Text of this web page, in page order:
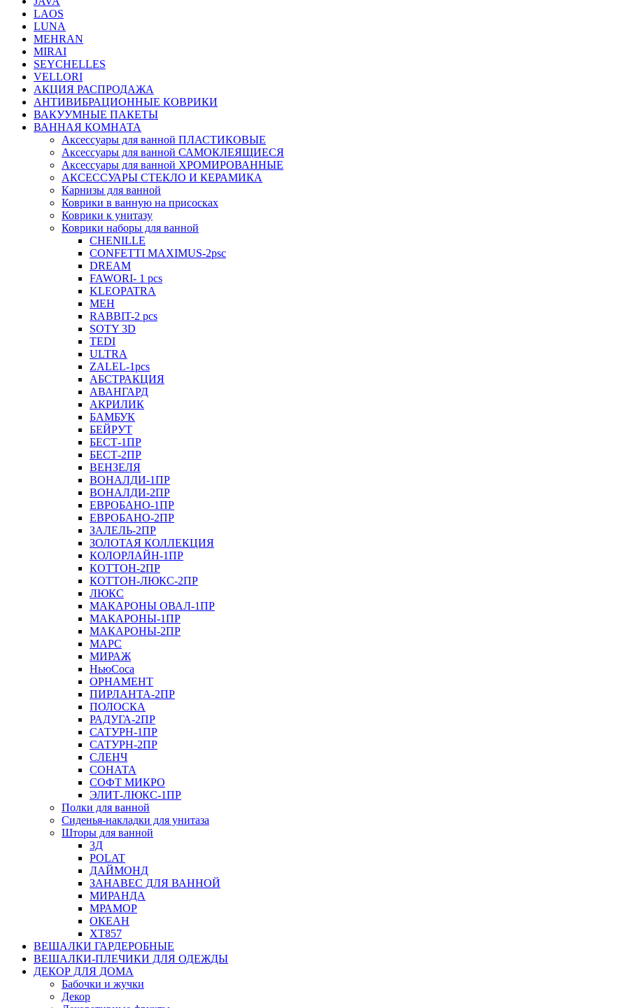
LAOS
LUNA
MEHRAN
MIRAI
SEYCHELLES
VELLORI
АКЦИЯ РАСПРОДАЖА
АНТИВИБРАЦИОННЫЕ КОВРИКИ
ВАКУУМНЫЕ ПАКЕТЫ
ВАННАЯ КОМНАТА
Аксессуары для ванной ПЛАСТИКОВЫЕ
Аксессуары для ванной САМОКЛЕЯЩИЕСЯ
Аксессуары для ванной ХРОМИРОВАННЫЕ
АКСЕССУАРЫ СТЕКЛО И КЕРАМИКА
Карнизы для ванной
Коврики в ванную на присосках
Коврики к унитазу
Коврики наборы для ванной
CHENILLE
CONFETTI MAXIMUS-2psc
DREAM
FAWORI- 1 pcs
KLEOPATRA
MEH
RABBIT-2 pcs
SOTY 3D
TEDI
ULTRA
ZALEL-1pcs
АБСТРАКЦИЯ
АВАНГАРД
АКРИЛИК
БАМБУК
БЕЙРУТ
БЕСТ-1ПР
БЕСТ-2ПР
ВЕНЗЕЛЯ
ВОНАЛДИ-1ПР
ВОНАЛДИ-2ПР
ЕВРОБАНО-1ПР
ЕВРОБАНО-2ПР
ЗАЛЕЛЬ-2ПР
ЗОЛОТАЯ КОЛЛЕКЦИЯ
КОЛОРЛАЙН-1ПР
КОТТОН-2ПР
КОТТОН-ЛЮКС-2ПР
ЛЮКС
МАКАРОНЫ ОВАЛ-1ПР
МАКАРОНЫ-1ПР
МАКАРОНЫ-2ПР
МАРС
МИРАЖ
НьюСоса
ОРНАМЕНТ
ПИРЛАНТА-2ПР
ПОЛОСКА
РАДУГА-2ПР
САТУРН-1ПР
САТУРН-2ПР
СЛЕНЧ
СОНАТА
СОФТ МИКРО
ЭЛИТ-ЛЮКС-1ПР
Полки для ванной
Сиденья-накладки для унитаза
Шторы для ванной
3Д
POLAT
ДАЙМОНД
ЗАНАВЕС ДЛЯ ВАННОЙ
МИРАНДА
МРАМОР
ОКЕАН
ХТ857
ВЕШАЛКИ ГАРДЕРОБНЫЕ
ВЕШАЛКИ-ПЛЕЧИКИ ДЛЯ ОДЕЖДЫ
ДЕКОР ДЛЯ ДОМА
Бабочки и жучки
Декор